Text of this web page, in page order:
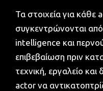
Τα στοιχεία για κάθε
συγκεντρώνονται
intelligence και
επιβεβαίωση πριν
τεχνική, εργαλείο
actor να